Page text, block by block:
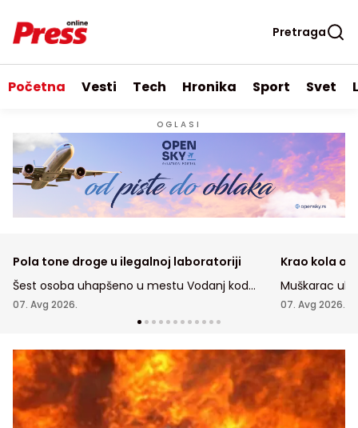
Pretraga
Početna Vesti Tech Hronika Sport Svet
OGLASI
Pola tone droge u ilegalnoj laboratoriji
Šest osoba uhapšeno u mestu Vodanj kod
Smedereva, gde je droga pronađena
07. Avg 2026.
Krao kola
Muškarac
Staroj Pazovi
07. Avg 2026.